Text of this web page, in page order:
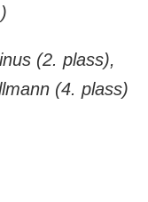
(2. plass),
(4. plass)